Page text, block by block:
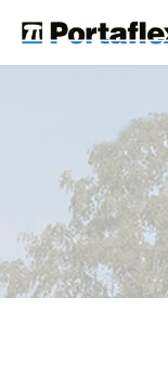
Portaflex